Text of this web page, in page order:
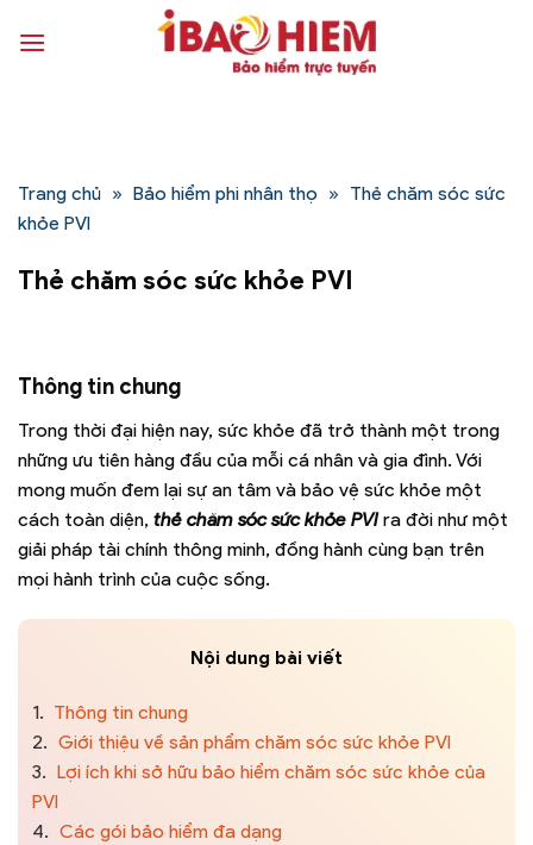
qua
Trang chủ » Bảo hiểm phi nhân thọ » Thẻ chăm sóc sức
khỏe PVI
Thẻ chăm sóc sức khỏe PVI
Thông tin chung
Trong thời đại hiện nay, sức khỏe đã trở thành một trong
những ưu tiên hàng đầu của mỗi cá nhân và gia đình. Với
mong muốn đem lại sự an tâm và bảo vệ sức khỏe một
cách toàn diện, thẻ chăm sóc sức khỏe PVIra đời như một
giải pháp tài chính thông minh, đồng hành cùng bạn trên
mọi hành trình của cuộc sống.
Nội dung bài viết
1. Thông tin chung
2. Giới thiệu về sản phẩm chăm sóc sức khỏe PVI
3. Lợi ích khi sở hữu bảo hiểm chăm sóc sức khỏe của
PVI
4. Các gói bảo hiểm đa dạng